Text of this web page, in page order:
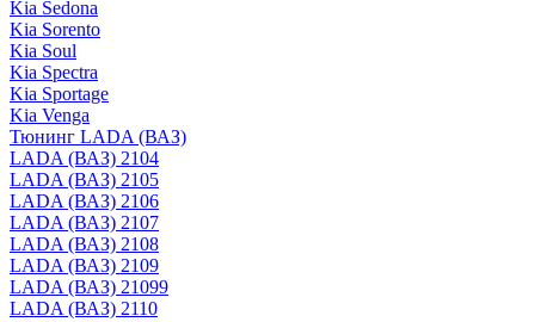
Kia Sedona
Kia Sorento
Kia Soul
Kia Spectra
Kia Sportage
Kia Venga
Тюнинг LADA (ВАЗ)
LADA (ВАЗ) 2104
LADA (ВАЗ) 2105
LADA (ВАЗ) 2106
LADA (ВАЗ) 2107
LADA (ВАЗ) 2108
LADA (ВАЗ) 2109
LADA (ВАЗ) 21099
LADA (ВАЗ) 2110